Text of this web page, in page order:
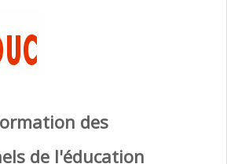
des
de l'éducation